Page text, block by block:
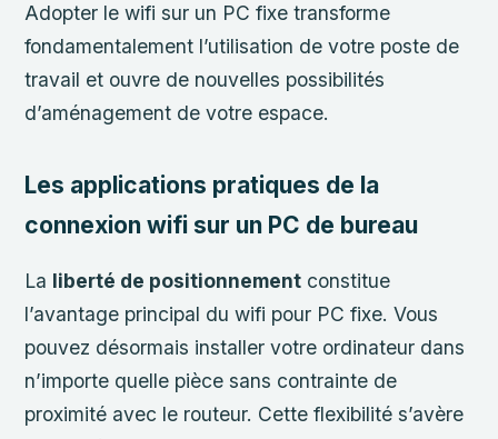
Adopter le wifi sur un PC fixe transforme
fondamentalement l’utilisation de votre poste de
travail et ouvre de nouvelles possibilités
d’aménagement de votre espace.
Les applications pratiques de la
connexion wifi sur un PC de bureau
La liberté de positionnement constitue
l’avantage principal du wifi pour PC fixe. Vous
pouvez désormais installer votre ordinateur dans
n’importe quelle pièce sans contrainte de
proximité avec le routeur. Cette flexibilité s’avère